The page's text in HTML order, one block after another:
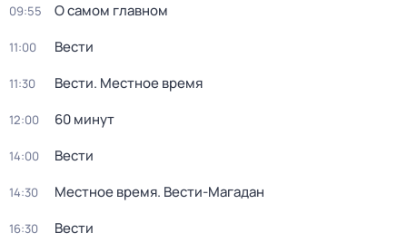
09:55 О самом главном
11:00 Вести
11:30 Вести. Местное время
12:00 60 минут
14:00 Вести
14:30 Местное время. Вести-Магадан
16:30 Вести